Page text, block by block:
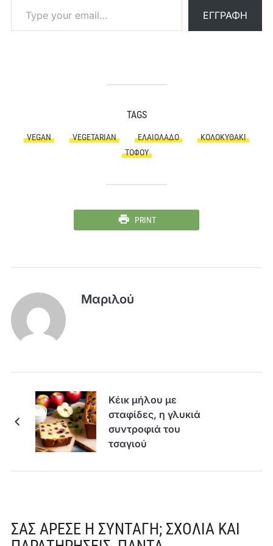
ΕΓΓΡΑΦΉ
TAGS
VEGAN VEGETARIAN ΕΛΑΙΌΛΑΔΟ
ΚΟΛΟΚΥΘΆΚΙ
ΤΌΦΟΥ
PRINT
Μαριλού
Κέικ μήλου με
σταφίδες, η γλυκιά
συντροφιά του
τσαγιού
ΣΑΣ ΆΡΕΣΕ Η ΣΥΝΤΑΓΉ; ΣΧΌΛΙΑ ΚΑΙ